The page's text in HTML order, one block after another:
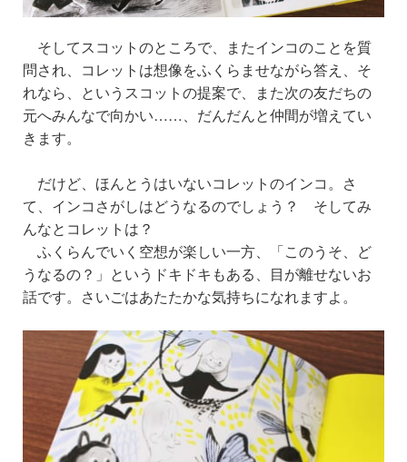
そしてスコットのところで、またインコのことを質
問され、コレットは想像をふくらませながら答え、そ
れなら、というスコットの提案で、また次の友だちの
元へみんなで向かい……、だんだんと仲間が増えてい
きます。
だけど、ほんとうはいないコレットのインコ。さ
て、インコさがしはどうなるのでしょう？ そしてみ
んなとコレットは？
ふくらんでいく空想が楽しい一方、「このうそ、ど
うなるの？」というドキドキもある、目が離せないお
話です。さいごはあたたかな気持ちになれますよ。